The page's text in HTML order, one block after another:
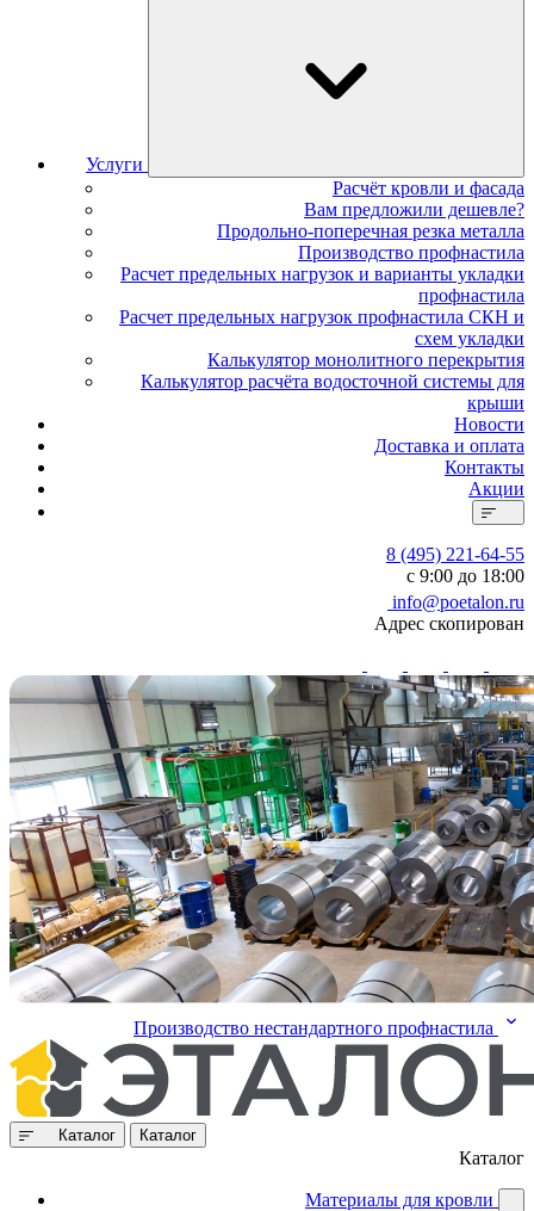
Услуги
Расчёт кровли и фасада
Вам предложили дешевле?
Продольно-поперечная резка металла
Производство профнастила
Расчет предельных нагрузок и варианты укладки
профнастила
Расчет предельных нагрузок профнастила СКН и
схем укладки
Калькулятор монолитного перекрытия
Калькулятор расчёта водосточной системы для
крыши
Новости
Доставка и оплата
Контакты
Акции
8 (495) 221-64-55
с 9:00 до 18:00
info@poetalon.ru
Адрес скопирован
Производство нестандартного профнастила
Каталог Каталог
Каталог
Материалы для кровли